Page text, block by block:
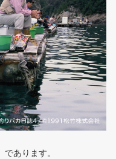
あります。